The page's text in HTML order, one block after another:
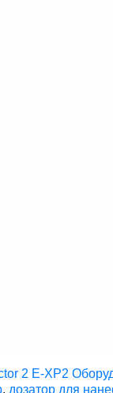
2 E-XP2
, дозатор для